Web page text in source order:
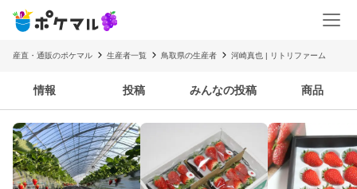
産直・通販のポケマル 生産者一覧 鳥取県の生産者 河崎真也 | リトリファーム
情報 投稿 みんなの投稿 商品